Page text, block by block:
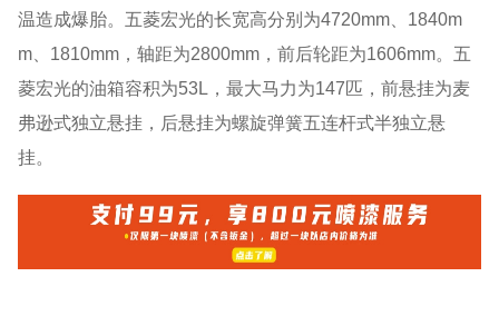
温造成爆胎。五菱宏光的长宽高分别为4720mm、1840m
m、1810mm，轴距为2800mm，前后轮距为1606mm。五
菱宏光的油箱容积为53L，最大马力为147匹，前悬挂为麦
弗逊式独立悬挂，后悬挂为螺旋弹簧五连杆式半独立悬
挂。